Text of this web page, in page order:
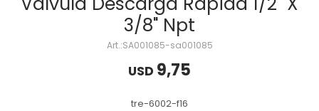
3/8" Npt
SA001085-sa001085
USD 9,75
tre-6002-f16